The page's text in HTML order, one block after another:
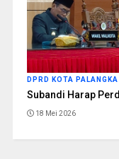
DPRD KOTA PALANGKA
Subandi Harap
18 Mei 2026